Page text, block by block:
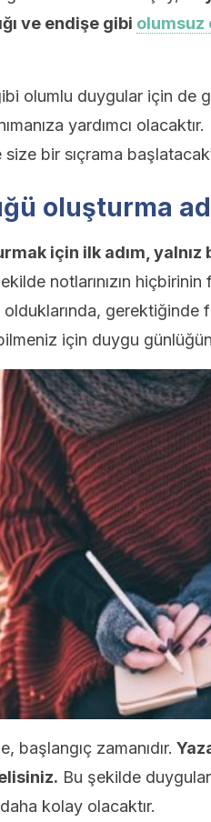
ve endişe gibi olumsuz
olumlu duygular için de
yardımcı
bir sıçrama
oluşturma
için ilk adım, yalnız
notlarınızın hiçbirinin
gerektiğinde
için duygu
başlangıç ​​zamanıdır.
Bu şekilde
kolay olacaktır.